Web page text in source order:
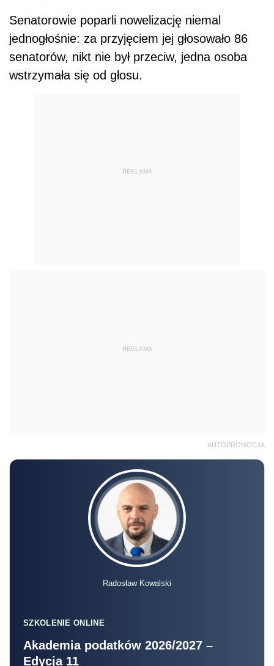
Senatorowie poparli nowelizację niemal
jednogłośnie: za przyjęciem jej głosowało 86
senatorów, nikt nie był przeciw, jedna osoba
wstrzymała się od głosu.
REKLAMA
REKLAMA
AUTOPROMOCJA
Radosław Kowalski
SZKOLENIE ONLINE
Akademia podatków 2026/2027 –
Edycja 11